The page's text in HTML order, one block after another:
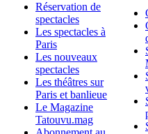
Réservation de
spectacles
Les spectacles à
Paris
Les nouveaux
spectacles
Les théâtres sur
Paris et banlieue
Le Magazine
Tatouvu.mag